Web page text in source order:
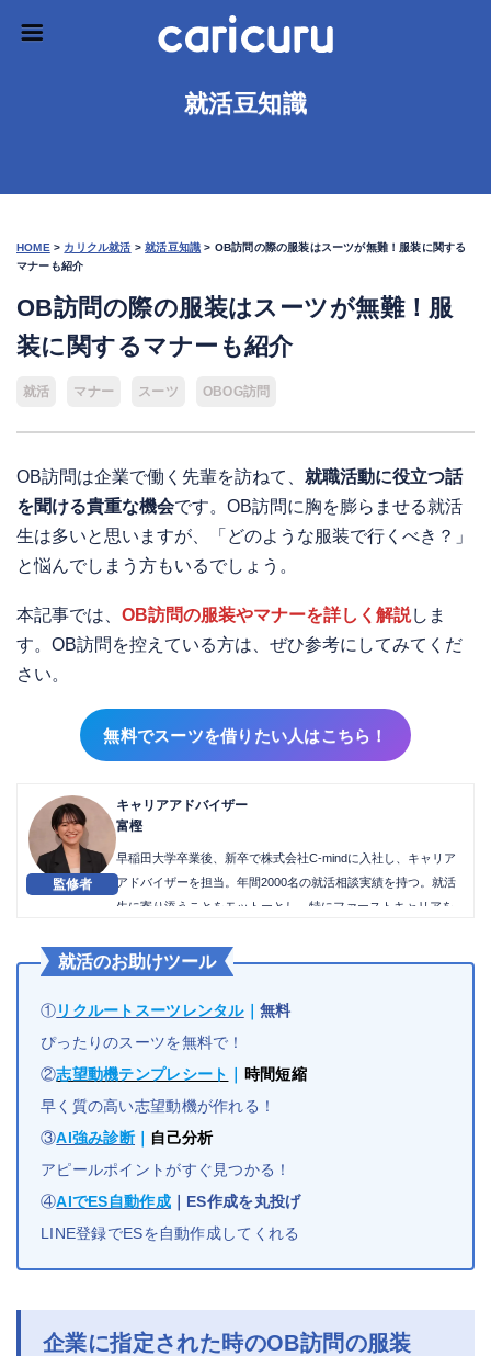
就活豆知識
HOME > カリクル就活 >就活豆知識 > OB訪問の際の服装はスーツが無難！服装に関する
マナーも紹介
OB訪問の際の服装はスーツが無難！服
装に関するマナーも紹介
就活 マナー スーツ OBOG訪問
OB訪問は企業で働く先輩を訪ねて、 就職活動に役立つ話
を聞ける貴重な機会です。OB訪問に胸を膨らませる就活
生は多いと思いますが、「どのような服装で行くべき？」
と悩んでしまう方もいるでしょう。
本記事では、 OB訪問の服装やマナーを詳しく解説しま
す。OB訪問を控えている方は、ぜひ参考にしてみてくだ
さい。
無料でスーツを借りたい人はこちら！
キャリアアドバイザー
富樫
早稲田大学卒業後、新卒で株式会社C-mindに入社し、キャリア
アドバイザーを担当。年間2000名の就活相談実績を持つ。就活
生に寄り添うことをモットーとし、特にファーストキャリアを
おいて2024年度上半期MVPを獲得した。
就活のお助けツール
①リクルートスーツレンタル｜無料
ぴったりのスーツを無料で！
②志望動機テンプレシート ｜ 時間短縮
早く質の高い志望動機が作れる！
③AI強み診断｜ 自己分析
アピールポイントがすぐ見つかる！
④AIでES自動作成｜ ES作成を丸投げ
LINE登録でESを自動作成してくれる
企業に指定された時のOB訪問の服装